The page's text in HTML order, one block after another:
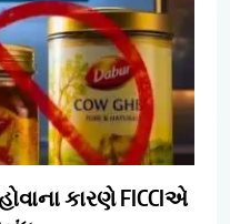
કારણે FICCIએ